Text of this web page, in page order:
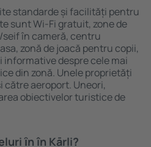
standarde și facilități pentru
sunt Wi-Fi gratuit, zone de
seif în cameră, centru
zonă de joacă pentru copii,
despre cele mai
din zonă. Unele proprietăți
către aeroport. Uneori,
obiectivelor turistice de
ȋn în Kārļi?